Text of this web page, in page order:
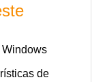
Windows
de